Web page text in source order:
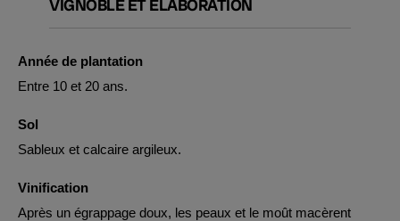
VIGNOBLE ET ÉLABORATION
Année de plantation
Entre 10 et 20 ans.
Sol
Sableux et calcaire argileux.
Vinification
Après un égrappage doux, les peaux et le moût macèrent